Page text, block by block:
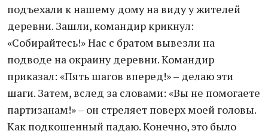
подъехали к нашему дому на виду у жителей
деревни. Зашли, командир крикнул:
«Собирайтесь!» Нас с братом вывезли на
подводе на окраину деревни. Командир
приказал: «Пять шагов вперед!» – делаю эти
шаги. Затем, вслед за словами: «Вы не помогаете
партизанам!» – он стреляет поверх моей головы.
Как подкошенный падаю. Конечно, это было